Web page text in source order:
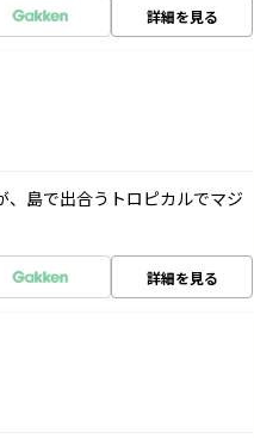
詳細を見る
島で出合うトロピカルでマジ
詳細を見る